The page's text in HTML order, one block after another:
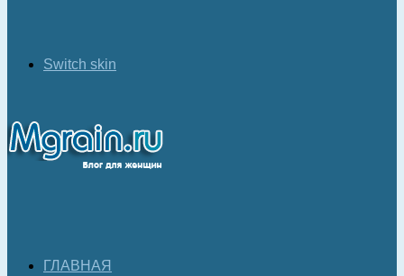
Switch skin
ГЛАВНАЯ